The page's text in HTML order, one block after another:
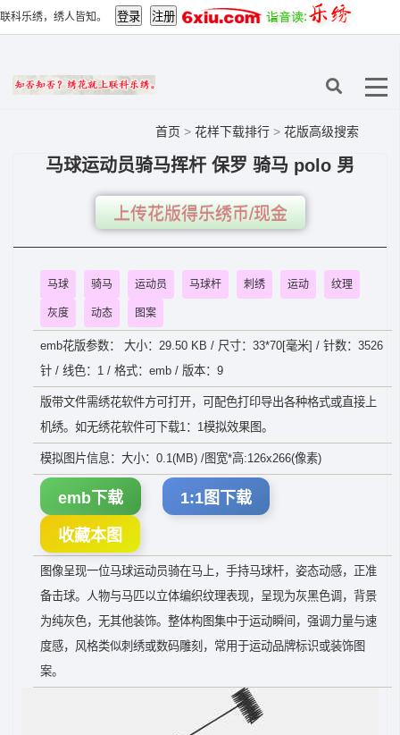
联科乐绣，绣人皆知。
首页 > 花样下载排行 > 花版高级搜索
马球运动员骑马挥杆 保罗 骑马 polo 男
上传花版得乐绣币/现金
马球 骑马 运动员 马球杆 刺绣 运动 纹理
灰度 动态 图案
emb花版参数： 大小：29.50 KB / 尺寸：33*70[毫米] / 针数：3526
针 / 线色：1 / 格式：emb / 版本：9
版带文件需绣花软件方可打开，可配色打印导出各种格式或直接上
机绣。如无绣花软件可下载1：1模拟效果图。
模拟图片信息：大小：0.1(MB) /图宽*高:126x266(像素)
emb下载 1:1图下载
收藏本图
图像呈现一位马球运动员骑在马上，手持马球杆，姿态动感，正准
备击球。人物与马匹以立体编织纹理表现，呈现为灰黑色调，背景
为纯灰色，无其他装饰。整体构图集中于运动瞬间，强调力量与速
度感，风格类似刺绣或数码雕刻，常用于运动品牌标识或装饰图
案。